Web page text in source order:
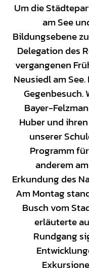
Um die
am See
Bildungsebene
Delegation des
vergangenen
Neusiedl am
Bayer-
Huber und
unserer
Programm
anderem
Erkundung des
Am Montag
Busch vom
erläuterte
Rundgang